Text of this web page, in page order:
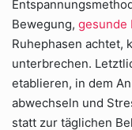
Bewegung, gesunde
Ruhephasen achtet,
unterbrechen.
etablieren, in dem
abwechseln und
statt zur täglichen